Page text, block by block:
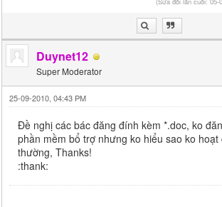
Duynet12
Super Moderator
25-09-2010, 04:43 PM
Đề nghị các bác đăng đính kèm *.doc, ko
phần mềm bổ trợ nhưng ko hiểu sao ko hoạt
thường, Thanks!
:thank: